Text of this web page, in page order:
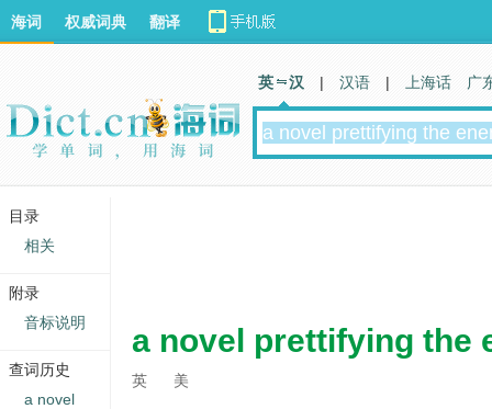
a novel prettifying the
英 美
海词 权威词典 翻译
英 汉 | 汉语 | 上海话 广
目录
相关
附录
音标说明
查词历史
a novel